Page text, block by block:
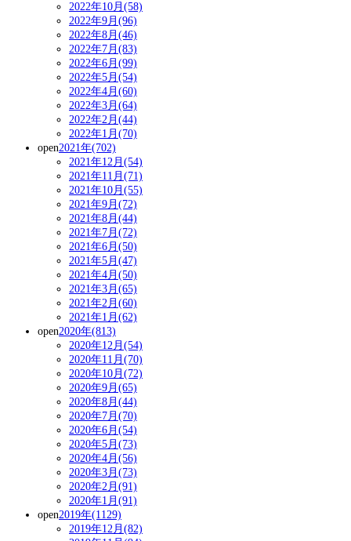
2022年10月(58)
2022年9月(96)
2022年8月(46)
2022年7月(83)
2022年6月(99)
2022年5月(54)
2022年4月(60)
2022年3月(64)
2022年2月(44)
2022年1月(70)
open2021年(702)
2021年12月(54)
2021年11月(71)
2021年10月(55)
2021年9月(72)
2021年8月(44)
2021年7月(72)
2021年6月(50)
2021年5月(47)
2021年4月(50)
2021年3月(65)
2021年2月(60)
2021年1月(62)
open2020年(813)
2020年12月(54)
2020年11月(70)
2020年10月(72)
2020年9月(65)
2020年8月(44)
2020年7月(70)
2020年6月(54)
2020年5月(73)
2020年4月(56)
2020年3月(73)
2020年2月(91)
2020年1月(91)
open2019年(1129)
2019年12月(82)